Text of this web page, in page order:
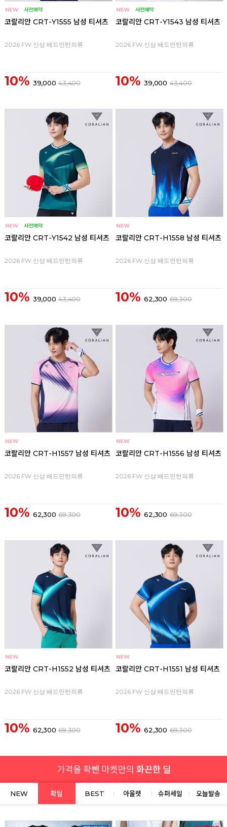
코랄리안 CRT-Y1555 남성 티셔츠
2026 FW 신상 배드민턴의류
10% 39,000 43,400
코랄리안 CRT-Y1543 남성 티셔츠
2026 FW 신상 배드민턴의류
10% 39,000 43,400
코랄리안 CRT-Y1542 남성 티셔츠
2026 FW 신상 배드민턴의류
10% 39,000 43,400
코랄리안 CRT-H1558 남성 티셔츠
2026 FW 신상 배드민턴의류
10% 62,300 69,300
코랄리안 CRT-H1557 남성 티셔츠
2026 FW 신상 배드민턴의류
10% 62,300 69,300
코랄리안 CRT-H1556 남성 티셔츠
2026 FW 신상 배드민턴의류
10% 62,300 69,300
코랄리안 CRT-H1552 남성 티셔츠
2026 FW 신상 배드민턴의류
10% 62,300 69,300
코랄리안 CRT-H1551 남성 티셔츠
2026 FW 신상 배드민턴의류
10% 62,300 69,300
NEW 확딜 BEST 아울렛 슈퍼세일 오늘발송